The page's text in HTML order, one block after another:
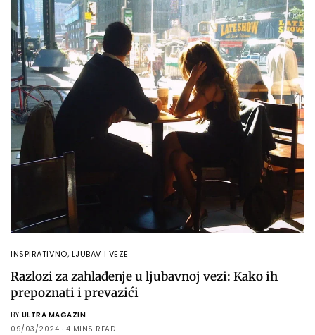
INSPIRATIVNO, LJUBAV I VEZE
Razlozi za zahlađenje u ljubavnoj vezi: Kako ih
prepoznati i prevazići
BY ULTRA MAGAZIN
09/03/2024
4 MINS READ